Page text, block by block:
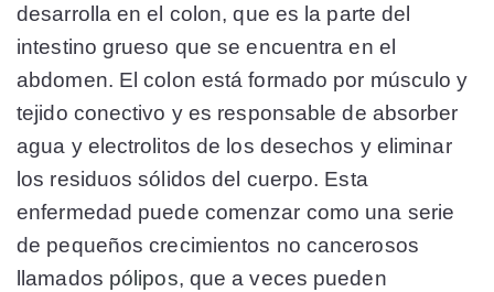
desarrolla en el colon, que es la parte del
intestino grueso que se encuentra en el
abdomen. El colon está formado por músculo y
tejido conectivo y es responsable de absorber
agua y electrolitos de los desechos y eliminar
los residuos sólidos del cuerpo. Esta
enfermedad puede comenzar como una serie
de pequeños crecimientos no cancerosos
llamados pólipos, que a veces pueden